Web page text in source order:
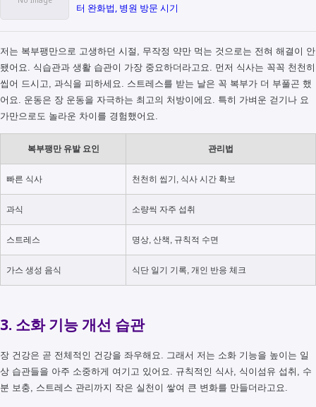
터 완화법, 병원 방문 시기
저는 복부팽만으로 고생하던 시절, 무작정 약만 먹는 것으로는 전혀 해결이 안
됐어요. 식습관과 생활 습관이 가장 중요하더라고요. 먼저 식사는 꼭꼭 천천히
씹어 드시고, 과식을 피하세요. 스트레스를 받는 날은 꼭 복부가 더 부풀곤 했
어요. 운동은 장 운동을 자극하는 최고의 처방이에요. 특히 가벼운 걷기나 요
가만으로도 놀라운 차이를 경험했어요.
복부팽만 유발 요인 관리법
빠른 식사 천천히 씹기, 식사 시간 확보
과식 소량씩 자주 섭취
스트레스 명상, 산책, 규칙적 수면
가스 생성 음식 식단 일기 기록, 개인 반응 체크
3. 소화 기능 개선 습관
장 건강은 곧 전체적인 건강을 좌우해요. 그래서 저는 소화 기능을 높이는 일
상 습관들을 아주 소중하게 여기고 있어요. 규칙적인 식사, 식이섬유 섭취, 수
분 보충, 스트레스 관리까지 작은 실천이 쌓여 큰 변화를 만들더라고요.